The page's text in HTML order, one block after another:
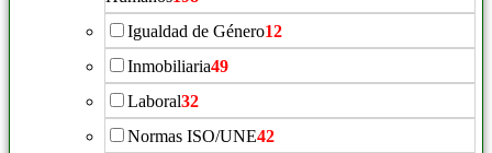
Igualdad de Género12
Inmobiliaria49
Laboral32
Normas ISO/UNE42